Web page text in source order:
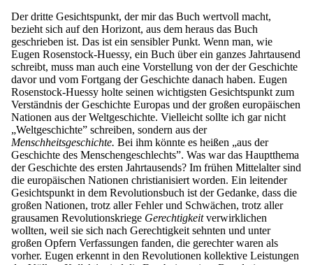
Der dritte Gesichtspunkt, der mir das Buch wertvoll macht,
bezieht sich auf den Horizont, aus dem heraus das Buch
geschrieben ist. Das ist ein sensibler Punkt. Wenn man, wie
Eugen Rosenstock-Huessy, ein Buch über ein ganzes Jahrtausend
schreibt, muss man auch eine Vorstellung von der der Geschichte
davor und vom Fortgang der Geschichte danach haben. Eugen
Rosenstock-Huessy holte seinen wichtigsten Gesichtspunkt zum
Verständnis der Geschichte Europas und der großen europäischen
Nationen aus der Weltgeschichte. Vielleicht sollte ich gar nicht
„Weltgeschichte” schreiben, sondern aus der
Menschheitsgeschichte. Bei ihm könnte es heißen „aus der
Geschichte des Menschengeschlechts”. Was war das Hauptthema
der Geschichte des ersten Jahrtausends? Im frühen Mittelalter sind
die europäischen Nationen christianisiert worden. Ein leitender
Gesichtspunkt in dem Revolutionsbuch ist der Gedanke, dass die
großen Nationen, trotz aller Fehler und Schwächen, trotz aller
grausamen Revolutionskriege Gerechtigkeitverwirklichen
wollten, weil sie sich nach Gerechtigkeit sehnten und unter
großen Opfern Verfassungen fanden, die gerechter waren als
vorher. Eugen erkennt in den Revolutionen kollektive Leistungen